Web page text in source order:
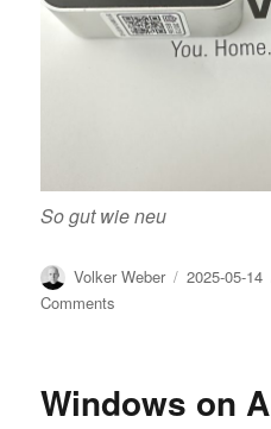
So gut wie neu
Author
Volker Weber
Posted
2025-05-14
Comments
@
Windows on